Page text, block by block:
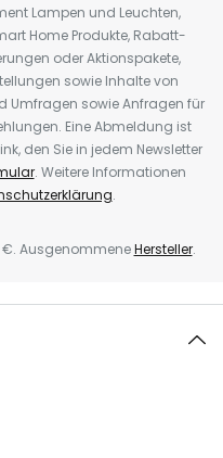
Lampen und Leuchten,
Home Produkte, Rabatt-
oder Aktionspakete,
sowie Inhalte von
Umfragen sowie Anfragen für
Eine Abmeldung ist
den Sie in jedem Newsletter
. Weitere Informationen
.
€. AusgenommeneHersteller.